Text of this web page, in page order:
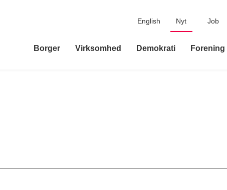
English Nyt Job
Borger Virksomhed Demokrati Forening